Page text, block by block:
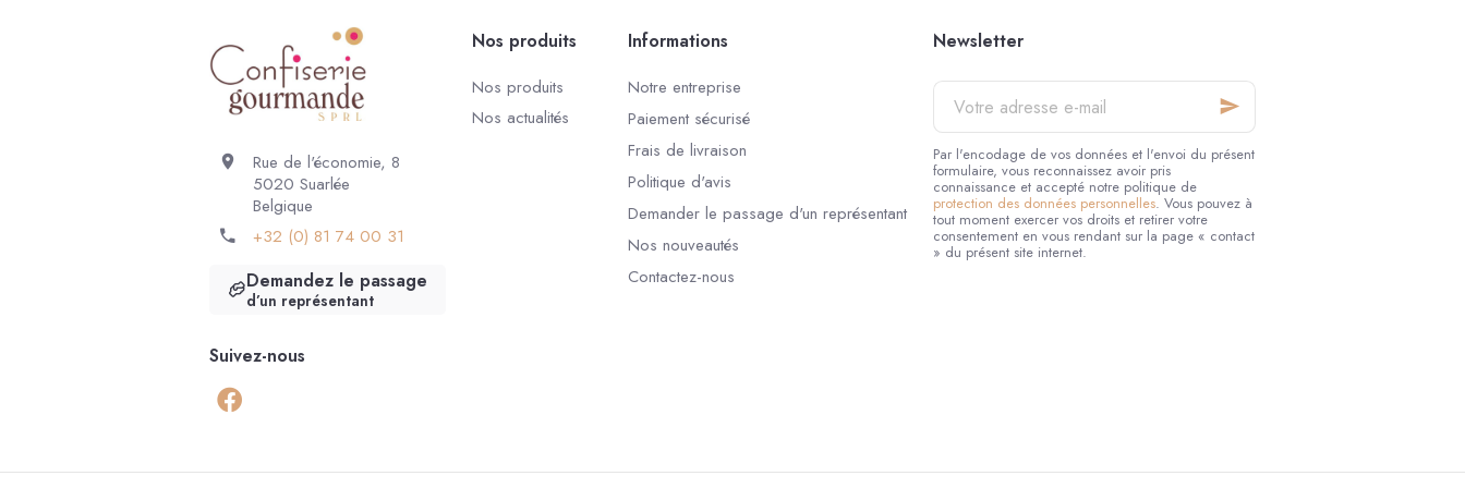
Newsletter
Votre
adresse
e-
mail
Par l'encodage de vos données et l'envoi du présent
formulaire, vous reconnaissez avoir pris
connaissance et accepté notre politique de
protection des données personnelles. Vous pouvez à
tout moment exercer vos droits et retirer votre
consentement en vous rendant sur la page « contact
» du présent site internet.
Suivez-nous
Rue de l'économie, 8
5020 Suarlée
Belgique
+32 (0) 81 74 00 31
Demandez le passage
d’un représentant
Nos produits
Nos produits
Nos actualités
Informations
Notre entreprise
Paiement sécurisé
Frais de livraison
Politique d'avis
Demander le passage d'un représentant
Nos nouveautés
Contactez-nous